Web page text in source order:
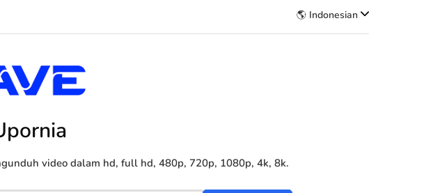
🌎 Indonesian
video dalam hd, full hd, 480p, 720p, 1080p, 4k, 8k.